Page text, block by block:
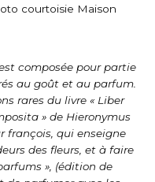
courtoisie Maison
composée pour partie
au goût et au parfum.
rares du livre « Liber
» de Hieronymus
françois, qui enseigne
des fleurs, et à faire
», (édition de